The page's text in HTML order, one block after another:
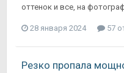
оттенок и все, на
28 января 2024 57
Резко пропала